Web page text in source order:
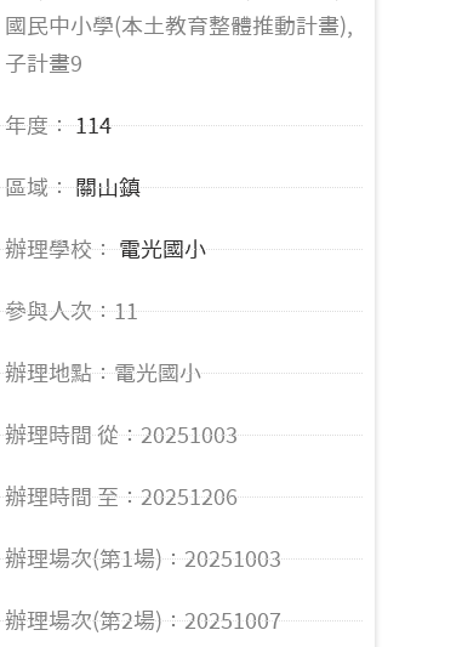
國民中小學(本土教育整體推動計畫),
子計畫9
年度： 114
區域： 關山鎮
辦理學校： 電光國小
參與人次：11
辦理地點：電光國小
辦理時間 從：20251003
辦理時間 至：20251206
辦理場次(第1場)：20251003
辦理場次(第2場)：20251007